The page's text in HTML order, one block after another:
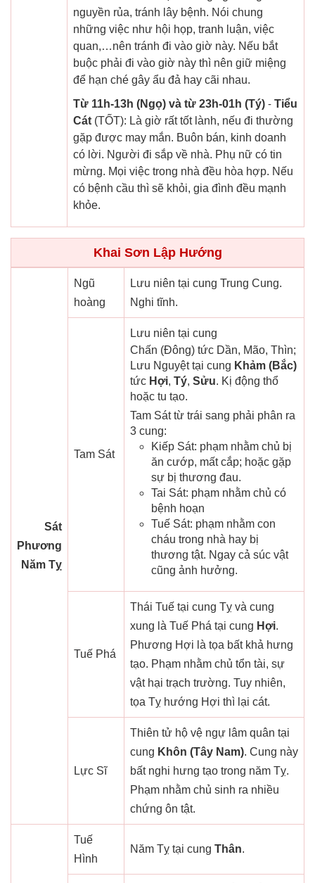
nguyền rủa, tránh lây bệnh. Nói chung
những việc như hội họp, tranh luận, việc
quan,…nên tránh đi vào giờ này. Nếu bắt
buộc phải đi vào giờ này thì nên giữ miệng
để hạn ché gây ẩu đả hay cãi nhau.
Từ 11h-13h (Ngọ) và từ 23h-01h (Tý) - Tiểu
Cát (TỐT): Là giờ rất tốt lành, nếu đi thường
gặp được may mắn. Buôn bán, kinh doanh
có lời. Người đi sắp về nhà. Phụ nữ có tin
mừng. Mọi việc trong nhà đều hòa hợp. Nếu
có bệnh cầu thì sẽ khỏi, gia đình đều mạnh
khỏe.
Khai Sơn Lập Hướng
Sát
Phương
Năm Tỵ
Ngũ
hoàng
Lưu niên tại cung Trung Cung.
Nghi tĩnh.
Tam Sát
Lưu niên tại cung
Chấn (Đông) tức Dần, Mão, Thìn;
Lưu Nguyệt tại cung Khảm (Bắc)
tức Hợi, Tý, Sửu. Kị động thổ
hoặc tu tạo.
Tam Sát từ trái sang phải phân ra
3 cung:
Kiếp Sát: phạm nhằm chủ bị
ăn cướp, mất cắp; hoặc gặp
sự bị thương đau.
Tai Sát: phạm nhằm chủ có
bệnh hoạn
Tuế Sát: phạm nhằm con
cháu trong nhà hay bị
thương tật. Ngay cả súc vật
cũng ảnh hưởng.
Tuế Phá
Thái Tuế tại cung Tỵ và cung
xung là Tuế Phá tại cung Hợi.
Phương Hợi là tọa bất khả hưng
tạo. Phạm nhằm chủ tổn tài, sự
vật hại trạch trường. Tuy nhiên,
tọa Tỵ hướng Hợi thì lại cát.
Lực Sĩ
Thiên tử hộ vệ ngự lâm quân tại
cung Khôn (Tây Nam). Cung này
bất nghi hưng tạo trong năm Tỵ.
Phạm nhằm chủ sinh ra nhiều
chứng ôn tật.
Tuế
Hình
Năm Tỵ tại cung Thân.